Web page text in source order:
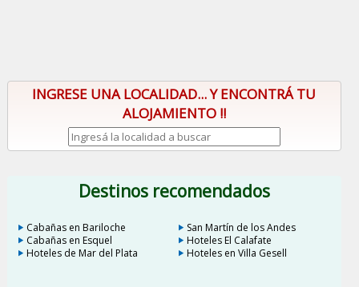
INGRESE UNA LOCALIDAD... Y ENCONTRÁ TU
ALOJAMIENTO !!
Destinos recomendados
Cabañas en Bariloche
San Martín de los Andes
Cabañas en Esquel
Hoteles El Calafate
Hoteles de Mar del Plata
Hoteles en Villa Gesell